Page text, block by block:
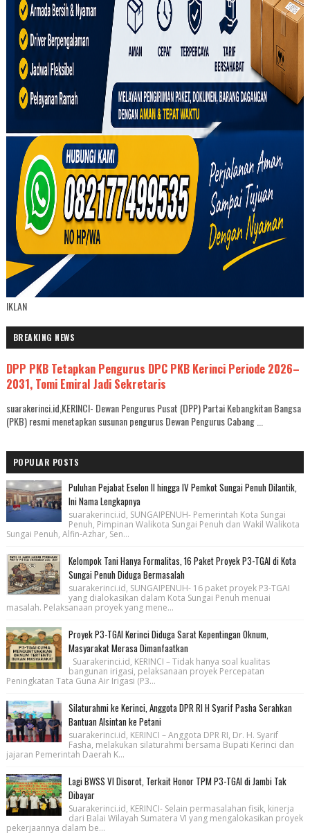
IKLAN
BREAKING NEWS
DPP PKB Tetapkan Pengurus DPC PKB Kerinci Periode 2026–
2031, Tomi Emiral Jadi Sekretaris
suarakerinci.id,KERINCI- Dewan Pengurus Pusat (DPP) Partai Kebangkitan Bangsa
(PKB) resmi menetapkan susunan pengurus Dewan Pengurus Cabang ...
POPULAR POSTS
Puluhan Pejabat Eselon II hingga IV Pemkot Sungai Penuh Dilantik,
Ini Nama Lengkapnya
suarakerinci.id, SUNGAIPENUH- Pemerintah Kota Sungai
Penuh, Pimpinan Walikota Sungai Penuh dan Wakil Walikota
Sungai Penuh, Alfin-Azhar, Sen...
Kelompok Tani Hanya Formalitas, 16 Paket Proyek P3-TGAI di Kota
Sungai Penuh Diduga Bermasalah
suarakerinci.id, SUNGAIPENUH- 16 paket proyek P3-TGAI
yang dialokasikan dalam Kota Sungai Penuh menuai
masalah. Pelaksanaan proyek yang mene...
Proyek P3-TGAI Kerinci Diduga Sarat Kepentingan Oknum,
Masyarakat Merasa Dimanfaatkan
Suarakerinci.id, KERINCI – Tidak hanya soal kualitas
bangunan irigasi, pelaksanaan proyek Percepatan
Peningkatan Tata Guna Air Irigasi (P3...
Silaturahmi ke Kerinci, Anggota DPR RI H Syarif Pasha Serahkan
Bantuan Alsintan ke Petani
suarakerinci.id, KERINCI – Anggota DPR RI, Dr. H. Syarif
Fasha, melakukan silaturahmi bersama Bupati Kerinci dan
jajaran Pemerintah Daerah K...
Lagi BWSS VI Disorot, Terkait Honor TPM P3-TGAI di Jambi Tak
Dibayar
Suarakerinci.id, KERINCI- Selain permasalahan fisik, kinerja
dari Balai Wilayah Sumatera VI yang mengalokasikan proyek
pekerjaannya dalam be...